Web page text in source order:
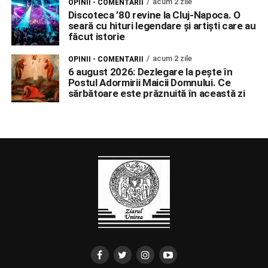
OPINII - COMENTARII
Discoteca ’80 revine la Cluj-Napoca. O
seară cu hituri legendare și artiști care au
făcut istorie
OPINII - COMENTARII acum 2 zile
6 august 2026: Dezlegare la pește în
Postul Adormirii Maicii Domnului. Ce
sărbătoare este prăznuită în această zi